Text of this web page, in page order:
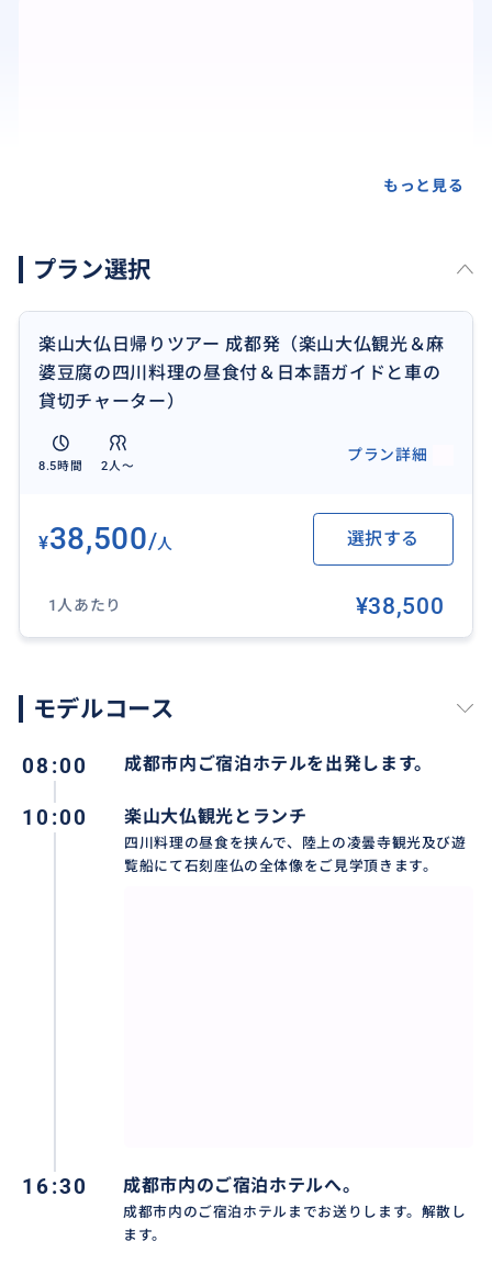
奈良大仏の5倍の高さ（71m）を誇る世代最大級の石刻
座仏です。近隣にある峨眉山とともにユネスコの世界
遺産に登録されていますので、四川観光の見逃さない
ハイライトです。
もっと見る
プラン選択
楽山大仏日帰りツアー 成都発（楽山大仏観光＆麻
婆豆腐の四川料理の昼食付＆日本語ガイドと車の
貸切チャーター）
8.5時間 2人〜
プラン詳細
¥38,500/人 選択する
1人あたり ¥38,500
モデルコース
08:00 成都市内ご宿泊ホテルを出発します。
10:00 楽山大仏観光とランチ
四川料理の昼食を挟んで、陸上の凌曇寺観光及び遊
覧船にて石刻座仏の全体像をご見学頂きます。
16:30 成都市内のご宿泊ホテルへ。
成都市内のご宿泊ホテルまでお送りします。解散し
ます。